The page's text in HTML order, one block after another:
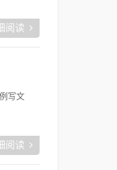
阅读
写文
阅读